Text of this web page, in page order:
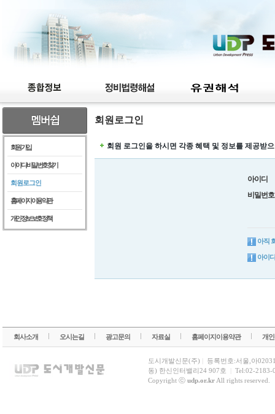
회원가입
아이디/비밀번호찾기
회원로그인
홈페이지이용약관
개인정보보호정책
회원로그인
회원 로그인을 하시면 각종 혜택 및 정보를 제공받
아이디
비밀번호
아직
아이
회사소개 오시는길 광고문의 자료실 홈페이지이용약관 개
도시개발신문(주)
등록번호:서울,아
동) 한신인터밸리24 907호
Tel:02-2183-
Copyright ⓒ udp.or.krAll rights reserved.